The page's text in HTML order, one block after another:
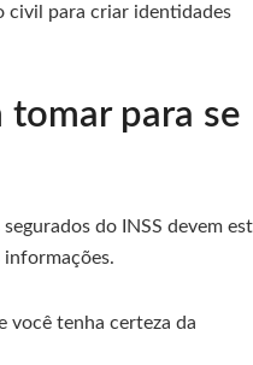
civil para criar identidades
tomar para se
do INSS devem
informações.
você tenha certeza da